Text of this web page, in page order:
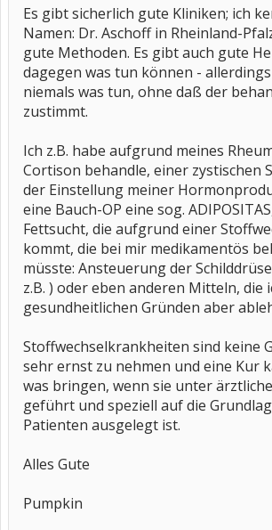
Es gibt sicherlich gute Kliniken; ich
Namen: Dr. Aschoff in Rheinland-
gute Methoden. Es gibt auch gute
dagegen was tun können -
niemals was tun, ohne daß der
zustimmt.
Ich z.B. habe aufgrund meines
Cortison behandle, einer zystischen
der Einstellung meiner
eine Bauch-OP eine sog.
Fettsucht, die aufgrund einer
kommt, die bei mir medikamentös
müsste: Ansteuerung der
z.B. ) oder eben anderen Mitteln, die
gesundheitlichen Gründen aber
Stoffwechselkrankheiten sind keine
sehr ernst zu nehmen und eine Kur
was bringen, wenn sie unter
geführt und speziell auf die
Patienten ausgelegt ist.
Alles Gute
Pumpkin